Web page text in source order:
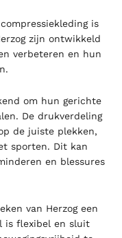
is
zijn ontwikkeld
verbeteren en hun
om hun gerichte
De drukverdeling
de juiste plekken,
sporten. Dit kan
en blessures
van Herzog een
is flexibel en sluit